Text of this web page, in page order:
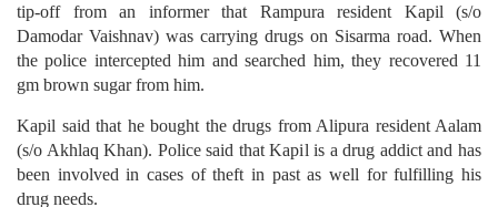
tip-off from an informer that Rampura resident Kapil (s/o
Damodar Vaishnav) was carrying drugs on Sisarma road. When
the police intercepted him and searched him, they recovered 11
gm brown sugar from him.
Kapil said that he bought the drugs from Alipura resident Aalam
(s/o Akhlaq Khan). Police said that Kapil is a drug addict and has
been involved in cases of theft in past as well for fulfilling his
drug needs.